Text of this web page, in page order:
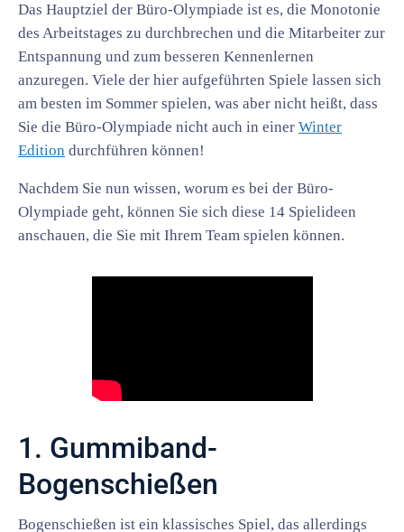
Das Hauptziel der Büro-Olympiade ist es, die Monotonie
des Arbeitstages zu durchbrechen und die Mitarbeiter zur
Entspannung und zum besseren Kennenlernen
anzuregen. Viele der hier aufgeführten Spiele lassen sich
am besten im Sommer spielen, was aber nicht heißt, dass
Sie die Büro-Olympiade nicht auch in einer Winter
Edition durchführen können!
Nachdem Sie nun wissen, worum es bei der Büro-
Olympiade geht, können Sie sich diese 14 Spielideen
anschauen, die Sie mit Ihrem Team spielen können.
1. Gummiband-
Bogenschießen
Bogenschießen ist ein klassisches Spiel, das allerdings